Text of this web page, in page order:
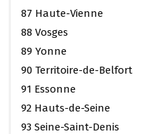
87 Haute-Vienne
88 Vosges
89 Yonne
90 Territoire-de-Belfort
91 Essonne
92 Hauts-de-Seine
93 Seine-Saint-Denis